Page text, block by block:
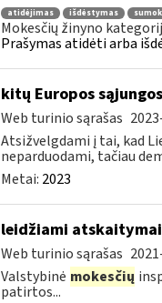
atidėjimas išdėstymas
Mokesčių žinyno
Prašymas atidėti arba
kitų Europos
Web turinio sąrašas
Atsižvelgdami į tai, kad
neparduodami, tačiau
Metai: 2023
leidžiami
Web turinio sąrašas
Valstybinė mokesčių
patirtos...